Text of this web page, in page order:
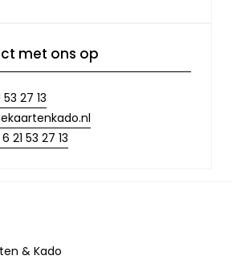
met ons op
53 27 13
6 21 53 27 13
& Kado